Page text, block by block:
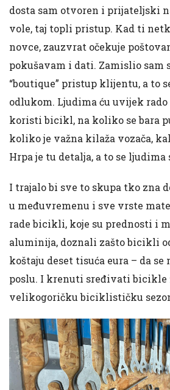
dosta sam otvoren i prijateljski
vole, taj topli pristup. Kad ti
novce, zauzvrat očekuje
pokušavam i dati. Zamislio sam
“boutique” pristup klijentu, a to
odlukom. Ljudima ću uvijek
koristi bicikl, na koliko se bara
koliko je važna kilaža vozača,
Hrpa je tu detalja, a to se ljudima
I trajalo bi sve to skupa tko zna
u međuvremenu i sve vrste
rade bicikli, koje su prednosti i
aluminija, doznali zašto bicikli
koštaju deset tisuća eura – da
poslu. I krenuti sređivati bicikle
velikogoričku biciklističku